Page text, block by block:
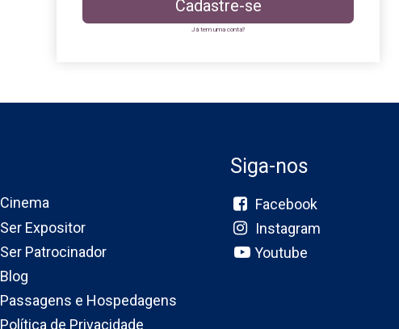
Cadastre-se
Já tem uma conta?
Cinema
Ser Expositor
Ser Patrocinador
Blog
Passagens e Hospedagens
Política de Privacidade
Siga-nos
Facebook
Instagram
Youtube